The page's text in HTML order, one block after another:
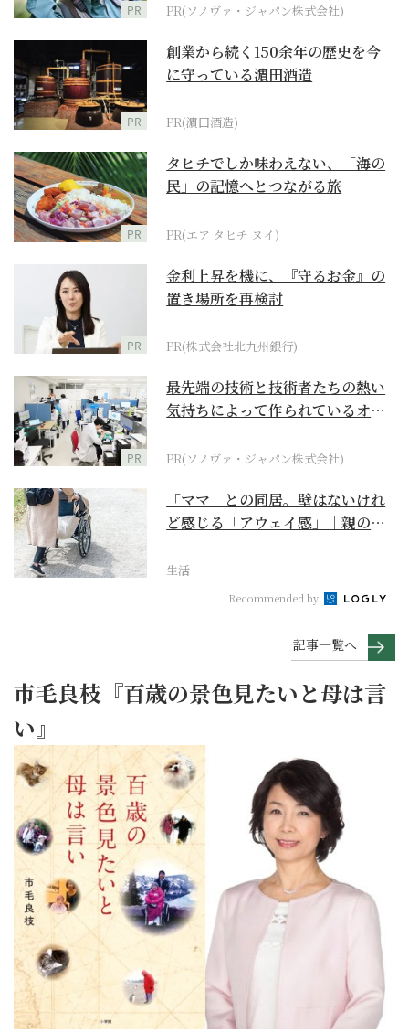
PR PR(ソノヴァ・ジャパン株式会社)
PR
創業から続く150余年の歴史を今
に守っている濵田酒造
PR(濵田酒造)
PR
タヒチでしか味わえない、「海の
民」の記憶へとつながる旅
PR(エア タヒチ ヌイ)
PR
金利上昇を機に、『守るお金』の
置き場所を再検討
PR(株式会社北九州銀行)
PR
最先端の技術と技術者たちの熱い
気持ちによって作られているオー
PR(ソノヴァ・ジャパン株式会社)
「ママ」との同居。壁はないけれ
ど感じる「アウェイ感」｜親の終
生活
Recommended by
記事一覧へ
市毛良枝『百歳の景色見たいと母は言
い』